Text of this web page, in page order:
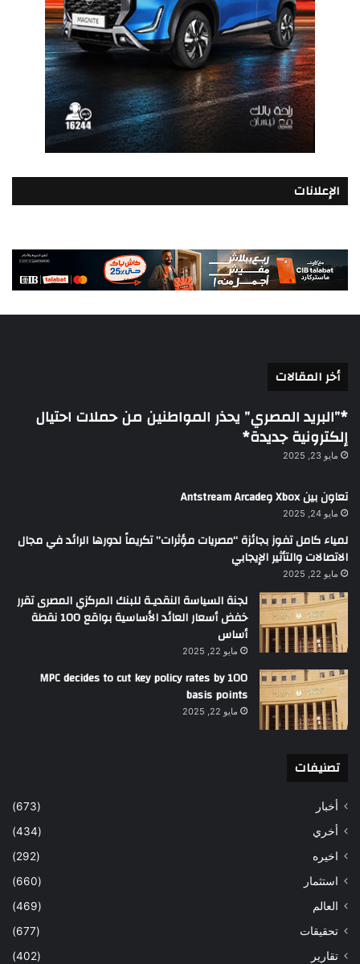
الإعلانات
أخر المقالات
*”البريد المصري” يحذر المواطنين من حملات احتيال
إلكترونية جديدة*
مايو 23, 2025
تعاون بين Xbox وAntstream Arcade
مايو 24, 2025
لمياء كامل تفوز بجائزة “مصريات مؤثرات” تكريماً لدورها الرائد في مجال
الاتصالات والتأثير الإيجابي
مايو 22, 2025
لجنة السياسة النقديـة للبنك المركزي المصرى تقرر
خفض أسعار العائد الأساسية بواقع 100 نقطة
أساس
مايو 22, 2025
MPC decides to cut key policy rates by 100
basis points
مايو 22, 2025
تصنيفات
أخبار
(673)
أخري
(434)
اخيره
(292)
استثمار
(660)
العالم
(469)
تحقيقات
(677)
تقارير
(402)